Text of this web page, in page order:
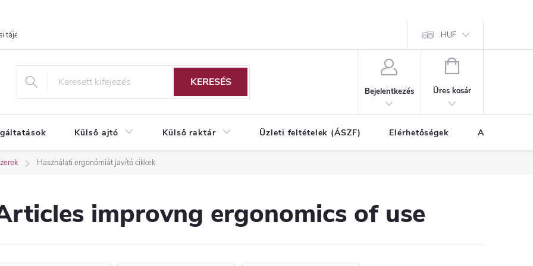
tájékoztató HUF
KERESÉS
Bejelentkezés
KOSÁR
Üres kosár
Külső ajtó Külső raktár Üzleti feltételek (ÁSZF) Elérhetőségek A vásárlás
Használati ergonómiát javító cikkek
improvng ergonomics of use